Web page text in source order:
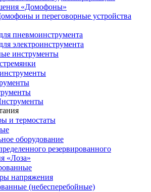
«Домофоны»
и переговорные устройства
пневмоинструмента
электроинструмента
инструменты
и термостаты
оборудование
резервированного
«Лоза»
напряжения
(небесперебойные)